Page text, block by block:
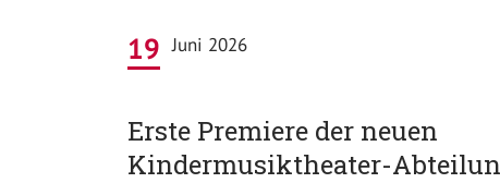
19 Juni 2026
Erste Premiere der neuen
Kindermusiktheater-